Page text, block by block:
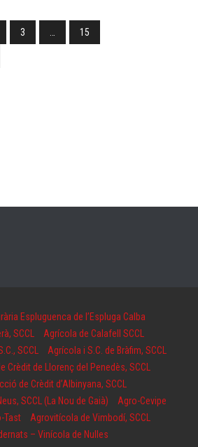
3 15
Espluguenca de l’Espluga Calba
SCCL
Agrícola de Calafell SCCL
SCCL
Agrícola i S.C. de Bràfim, SCCL
Crèdit de Llorenç del Penedès, SCCL
de Crèdit d’Albinyana, SCCL
SCCL (La Nou de Gaià)
Agro-Cevipe
Tast
Agrovitícola de Vimbodí, SCCL
– Vinícola de Nulles